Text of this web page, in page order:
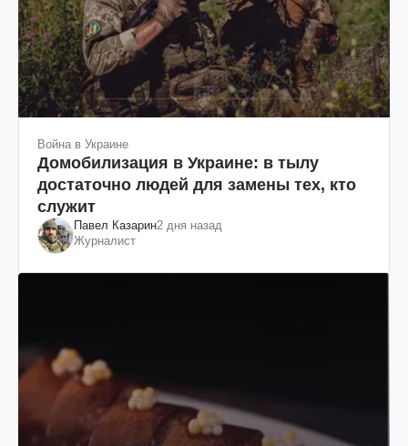
Война в Украине
Домобилизация в Украине: в тылу
достаточно людей для замены тех, кто
служит
Павел Казарин2 дня назад
Журналист